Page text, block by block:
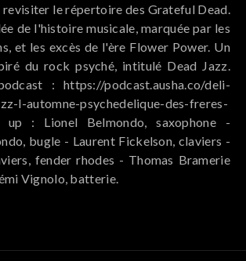
le répertoire des Grateful Dead.
de l'histoire musicale, marquée par les
et les excès de l'ère Flower Power. Un
du rock psyché, intitulé Dead Jazz.
: https://podcast.ausha.co/deli-
l-automne-psychedelique-des-freres-
up : Lionel Belmondo, saxophone -
bugle - Laurent Fickelson, claviers -
fender rhodes - Thomas Bramerie
Vignolo, batterie.